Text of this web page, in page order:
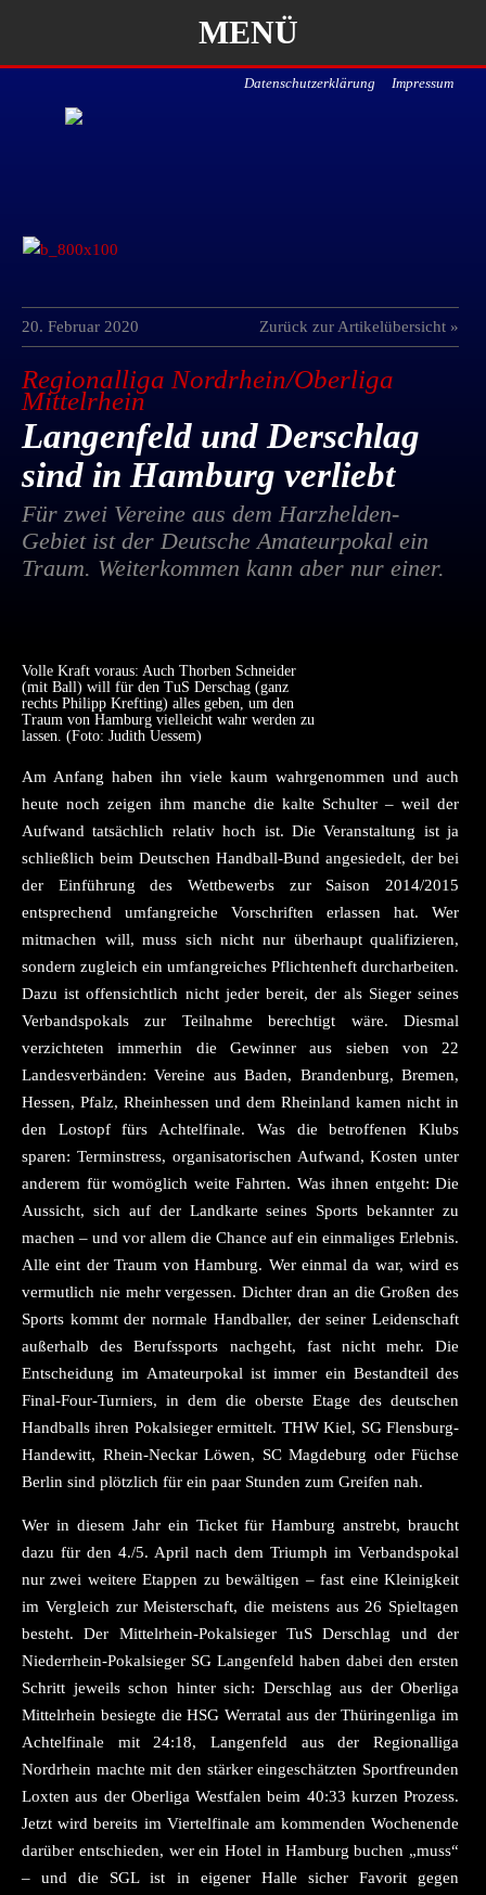
MENÜ
Datenschutzerklärung Impressum
20. Februar 2020 Zurück zur Artikelübersicht »
Regionalliga Nordrhein/Oberliga
Mittelrhein
Langenfeld und Derschlag
sind in Hamburg verliebt
Für zwei Vereine aus dem Harzhelden-
Gebiet ist der Deutsche Amateurpokal ein
Traum. Weiterkommen kann aber nur einer.
Volle Kraft voraus: Auch Thorben Schneider
(mit Ball) will für den TuS Derschag (ganz
rechts Philipp Krefting) alles geben, um den
Traum von Hamburg vielleicht wahr werden zu
lassen. (Foto: Judith Uessem)
Am Anfang haben ihn viele kaum wahrgenommen und auch
heute noch zeigen ihm manche die kalte Schulter – weil der
Aufwand tatsächlich relativ hoch ist. Die Veranstaltung ist ja
schließlich beim Deutschen Handball-Bund angesiedelt, der bei
der Einführung des Wettbewerbs zur Saison 2014/2015
entsprechend umfangreiche Vorschriften erlassen hat. Wer
mitmachen will, muss sich nicht nur überhaupt qualifizieren,
sondern zugleich ein umfangreiches Pflichtenheft durcharbeiten.
Dazu ist offensichtlich nicht jeder bereit, der als Sieger seines
Verbandspokals zur Teilnahme berechtigt wäre. Diesmal
verzichteten immerhin die Gewinner aus sieben von 22
Landesverbänden: Vereine aus Baden, Brandenburg, Bremen,
Hessen, Pfalz, Rheinhessen und dem Rheinland kamen nicht in
den Lostopf fürs Achtelfinale. Was die betroffenen Klubs
sparen: Terminstress, organisatorischen Aufwand, Kosten unter
anderem für womöglich weite Fahrten. Was ihnen entgeht: Die
Aussicht, sich auf der Landkarte seines Sports bekannter zu
machen – und vor allem die Chance auf ein einmaliges Erlebnis.
Alle eint der Traum von Hamburg. Wer einmal da war, wird es
vermutlich nie mehr vergessen. Dichter dran an die Großen des
Sports kommt der normale Handballer, der seiner Leidenschaft
außerhalb des Berufssports nachgeht, fast nicht mehr. Die
Entscheidung im Amateurpokal ist immer ein Bestandteil des
Final-Four-Turniers, in dem die oberste Etage des deutschen
Handballs ihren Pokalsieger ermittelt. THW Kiel, SG Flensburg-
Handewitt, Rhein-Neckar Löwen, SC Magdeburg oder Füchse
Berlin sind plötzlich für ein paar Stunden zum Greifen nah.
Wer in diesem Jahr ein Ticket für Hamburg anstrebt, braucht
dazu für den 4./5. April nach dem Triumph im Verbandspokal
nur zwei weitere Etappen zu bewältigen – fast eine Kleinigkeit
im Vergleich zur Meisterschaft, die meistens aus 26 Spieltagen
besteht. Der Mittelrhein-Pokalsieger TuS Derschlag und der
Niederrhein-Pokalsieger SG Langenfeld haben dabei den ersten
Schritt jeweils schon hinter sich: Derschlag aus der Oberliga
Mittelrhein besiegte die HSG Werratal aus der Thüringenliga im
Achtelfinale mit 24:18, Langenfeld aus der Regionalliga
Nordrhein machte mit den stärker eingeschätzten Sportfreunden
Loxten aus der Oberliga Westfalen beim 40:33 kurzen Prozess.
Jetzt wird bereits im Viertelfinale am kommenden Wochenende
darüber entschieden, wer ein Hotel in Hamburg buchen „muss“
– und die SGL ist in eigener Halle sicher Favorit gegen